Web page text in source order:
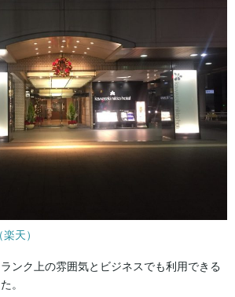
天）
ンク上の雰囲気とビジネスでも利用できる
。